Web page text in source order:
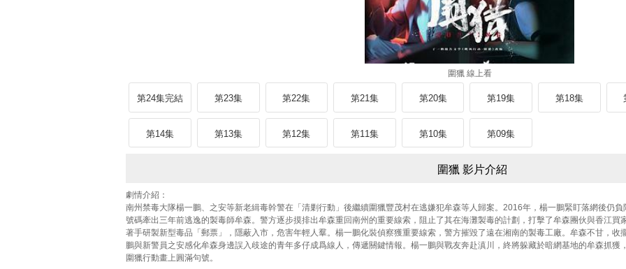
圍獵 線上看
第24集完結 第23集 第22集 第21集 第20集 第19集 第18集
第14集 第13集 第12集 第11集 第10集 第09集
圍獵 影片介紹
劇情介紹：
南州禁毒大隊楊一鵬、之安等新老緝毒幹警在「清剿行動」後繼續圍獵豐茂村在逃嫌犯牟森等人歸案。2016年，楊一鵬緊盯落網後仍
號碼牽出三年前逃逸的製毒師牟森。警方逐步摸排出牟森重回南州的重要線索，阻止了其在海灘製毒的計劃，打擊了牟森團伙與香江
著手研製新型毒品「郵票」，隱蔽入市，危害年輕人羣。楊一鵬化裝偵察獲重要線索，警方摧毀了遠在湘南的製毒工廠。牟森不甘，
鵬與新警員之安感化牟森身邊誤入歧途的青年多仔成爲線人，傳遞關鍵情報。楊一鵬與戰友奔赴滇川，終將躲藏於暗網基地的牟森抓
圍獵行動畫上圓滿句號。